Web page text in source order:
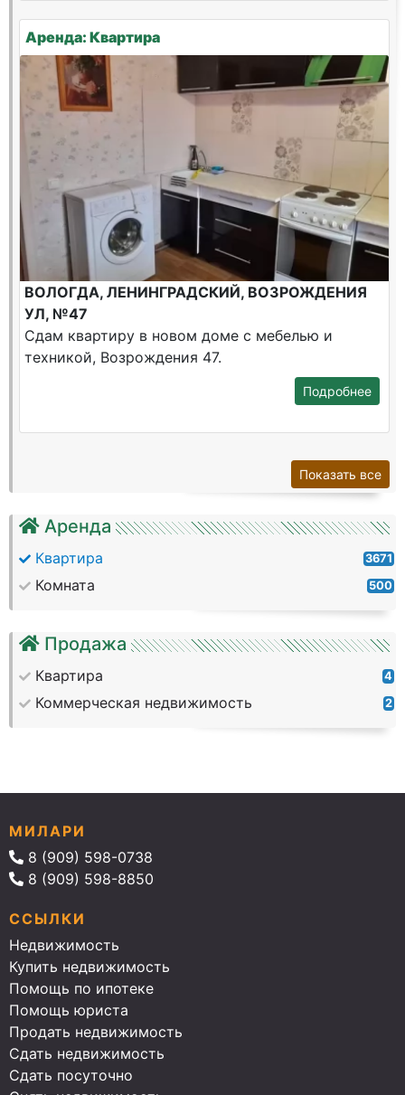
Аренда
Квартира 3671
Комната 500
Продажа
Квартира 4
Коммерческая недвижимость 2
Аренда: Квартира
ВОЛОГДА, ЛЕНИНГРАДСКИЙ, ВОЗРОЖДЕНИЯ
УЛ, №47
Сдам квартиру в новом доме с мебелью и
техникой, Возрождения 47.
Подробнее
Показать все
МИЛАРИ
8 (909) 598-0738
8 (909) 598-8850
ССЫЛКИ
Недвижимость
Купить недвижимость
Помощь по ипотеке
Помощь юриста
Продать недвижимость
Сдать недвижимость
Сдать посуточно